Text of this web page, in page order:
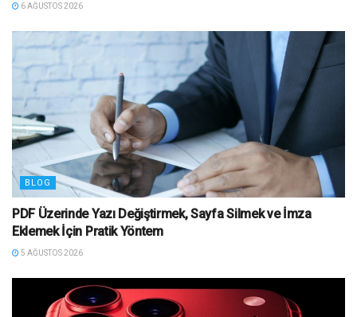
6 AĞUSTOS 2026
BLOG
PDF Üzerinde Yazı Değiştirmek, Sayfa Silmek ve İmza
Eklemek İçin Pratik Yöntem
5 AĞUSTOS 2026